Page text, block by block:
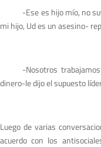
-Ese es hijo mío, no
mi hijo, Ud es un asesino-
-Nosotros trabajamos
dinero-le dijo el supuesto
Luego de varias
acuerdo con los